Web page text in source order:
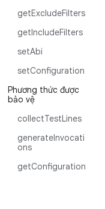
getExcludeFilters
getIncludeFilters
setAbi
setConfiguration
Phương thức được
bảo vệ
collectTestLines
generateInvocati
ons
getConfiguration